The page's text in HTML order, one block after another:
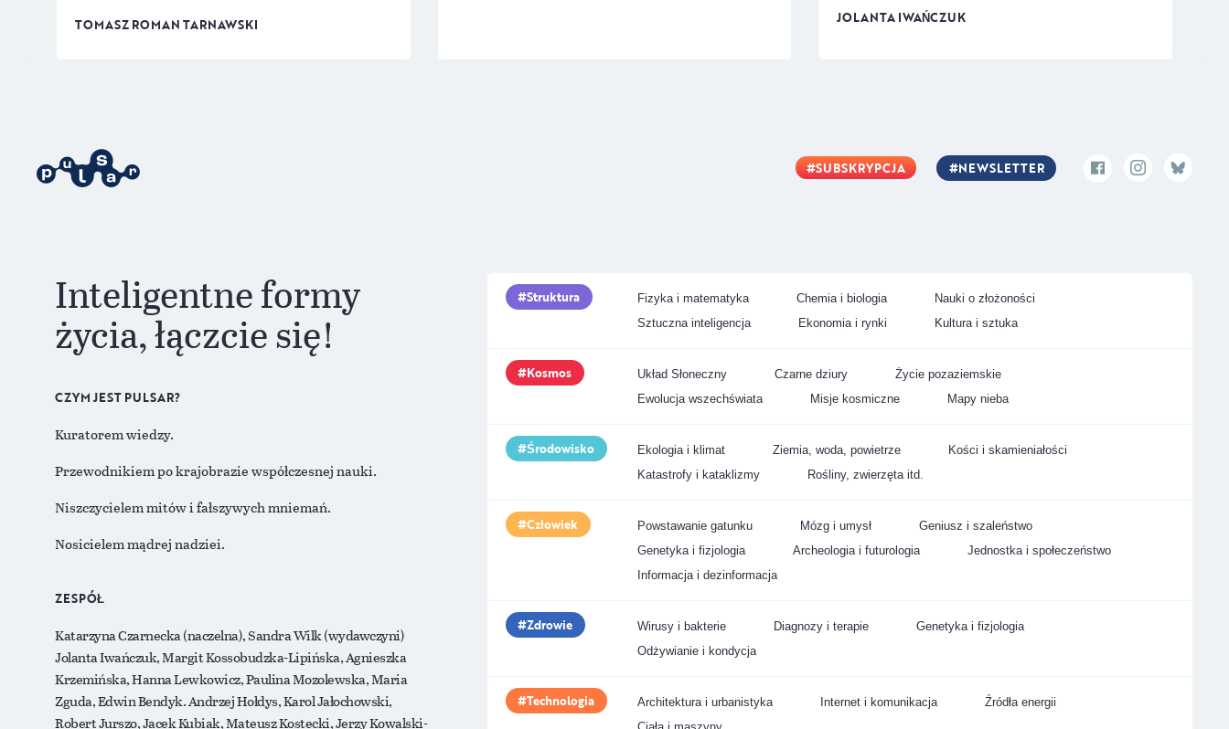
TOMASZ ROMAN TARNAWSKI JOLANTA IWAŃCZUK
SUBSKRYPCJA NEWSLETTER
Inteligentne formy
życia, łączcie się!
CZYM JEST PULSAR?
Kuratorem wiedzy.
Przewodnikiem po krajobrazie współczesnej nauki.
Niszczycielem mitów i fałszywych mniemań.
Nosicielem mądrej nadziei.
ZESPÓŁ
Katarzyna Czarnecka (naczelna), Sandra Wilk (wydawczyni)
Jolanta Iwańczuk, Margit Kossobudzka-Lipińska, Agnieszka
Krzemińska, Hanna Lewkowicz, Paulina Mozolewska, Maria
Zguda, Edwin Bendyk. Andrzej Hołdys, Karol Jałochowski,
Robert Jurszo, Jacek Kubiak, Mateusz Kostecki, Jerzy Kowalski-
Struktura Fizyka i matematyka Chemia i biologia
Nauki o złożoności
Sztuczna inteligencja
Ekonomia i rynki Kultura i sztuka
Kosmos Układ Słoneczny Czarne dziury
Życie pozaziemskie
Ewolucja wszechświata
Misje kosmiczne Mapy nieba
Środowisko Ekologia i klimat Ziemia, woda, powietrze
Kości i skamieniałości
Katastrofy i kataklizmy
Rośliny, zwierzęta itd.
Człowiek Powstawanie gatunku Mózg i umysł
Geniusz i szaleństwo
Genetyka i fizjologia
Archeologia i futurologia
Jednostka i społeczeństwo
Informacja i dezinformacja
Zdrowie Wirusy i bakterie Diagnozy i terapie
Genetyka i fizjologia
Odżywianie i kondycja
Technologia Architektura i urbanistyka Internet i komunikacja
Źródła energii